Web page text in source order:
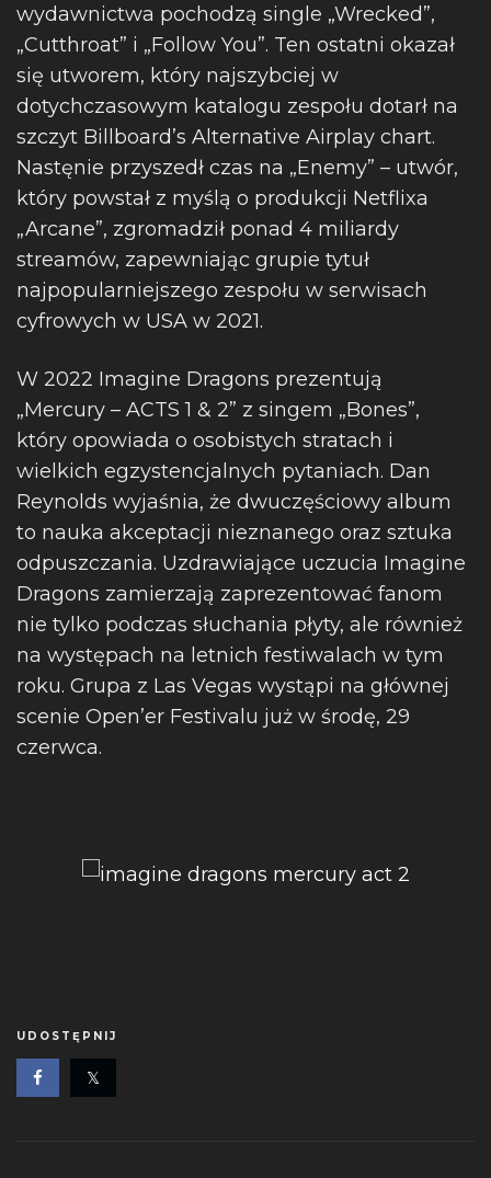
wydawnictwa pochodzą single „Wrecked”,
„Cutthroat” i „Follow You”. Ten ostatni okazał
się utworem, który najszybciej w
dotychczasowym katalogu zespołu dotarł na
szczyt Billboard’s Alternative Airplay chart.
Nastęnie przyszedł czas na „Enemy” – utwór,
który powstał z myślą o produkcji Netflixa
„Arcane”, zgromadził ponad 4 miliardy
streamów, zapewniając grupie tytuł
najpopularniejszego zespołu w serwisach
cyfrowych w USA w 2021.
W 2022 Imagine Dragons prezentują
„Mercury – ACTS 1 & 2” z singem „Bones”,
który opowiada o osobistych stratach i
wielkich egzystencjalnych pytaniach. Dan
Reynolds wyjaśnia, że dwuczęściowy album
to nauka akceptacji nieznanego oraz sztuka
odpuszczania. Uzdrawiające uczucia Imagine
Dragons zamierzają zaprezentować fanom
nie tylko podczas słuchania płyty, ale również
na występach na letnich festiwalach w tym
roku. Grupa z Las Vegas wystąpi na głównej
scenie Open’er Festivalu już w środę, 29
czerwca.
UDOSTĘPNIJ